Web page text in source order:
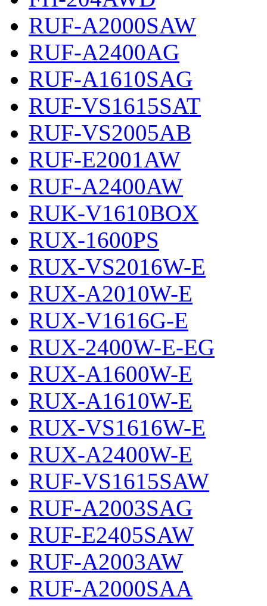
RUF-A2000SAW
RUF-A2400AG
RUF-A1610SAG
RUF-VS1615SAT
RUF-VS2005AB
RUF-E2001AW
RUF-A2400AW
RUK-V1610BOX
RUX-1600PS
RUX-VS2016W-E
RUX-A2010W-E
RUX-V1616G-E
RUX-2400W-E-EG
RUX-A1600W-E
RUX-A1610W-E
RUX-VS1616W-E
RUX-A2400W-E
RUF-VS1615SAW
RUF-A2003SAG
RUF-E2405SAW
RUF-A2003AW
RUF-A2000SAA